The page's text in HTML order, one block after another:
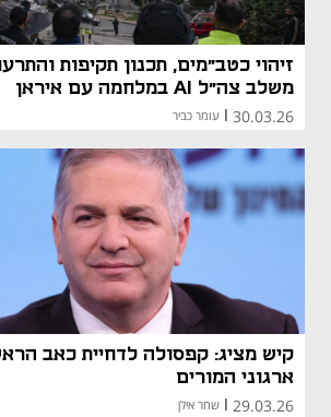
זיהוי כטב"מים, תכנון תקיפות
משלב צה"ל AI במלחמה עם איראן
30.03.26 עומר כביר
קיש מציג: קפסולה לדחיית כאב
ארגוני המורים
29.03.26 שחר אילן